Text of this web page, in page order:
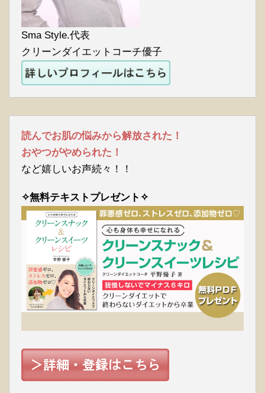
Sma Style.代表
クリーンダイエットコーチ優子
読んでお肌の悩みから解放された！
おやつがやめられた！
など嬉しいお声続々！！
✧無料テキストプレゼント✧